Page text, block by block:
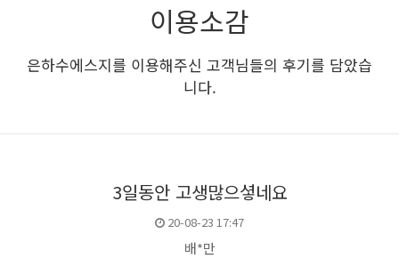
이용소감
은하수에스지를 이용해주신 고객님들의 후기를 담았습
니다.
3일동안 고생많으셯네요
20-08-23 17:47
배*만